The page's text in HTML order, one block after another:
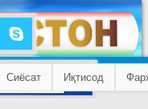
Сиёсат Иқтисод